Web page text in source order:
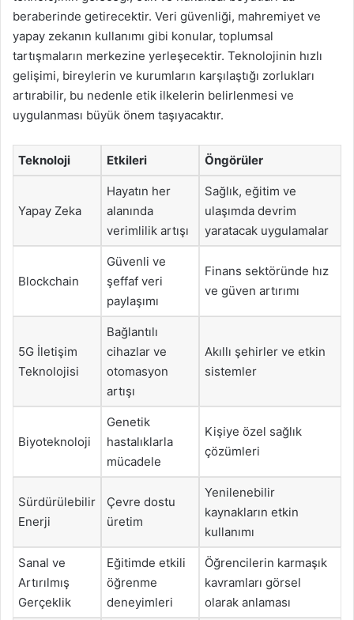
beraberinde getirecektir. Veri güvenliği, mahremiyet ve
yapay zekanın kullanımı gibi konular, toplumsal
tartışmaların merkezine yerleşecektir. Teknolojinin hızlı
gelişimi, bireylerin ve kurumların karşılaştığı zorlukları
artırabilir, bu nedenle etik ilkelerin belirlenmesi ve
uygulanması büyük önem taşıyacaktır.
Teknoloji Etkileri Öngörüler
Yapay Zeka
Hayatın her
alanında
verimlilik artışı
Sağlık, eğitim ve
ulaşımda devrim
yaratacak uygulamalar
Blockchain
Güvenli ve
şeffaf veri
paylaşımı
Finans sektöründe hız
ve güven artırımı
5G İletişim
Teknolojisi
Bağlantılı
cihazlar ve
otomasyon
artışı
Akıllı şehirler ve etkin
sistemler
Biyoteknoloji
Genetik
hastalıklarla
mücadele
Kişiye özel sağlık
çözümleri
Sürdürülebilir
Enerji
Çevre dostu
üretim
Yenilenebilir
kaynakların etkin
kullanımı
Sanal ve
Artırılmış
Gerçeklik
Eğitimde etkili
öğrenme
deneyimleri
Öğrencilerin karmaşık
kavramları görsel
olarak anlaması